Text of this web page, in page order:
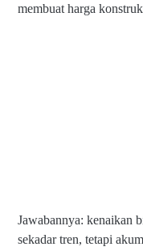
membuat harga
Jawabannya: kenaikan
sekadar tren, tetapi